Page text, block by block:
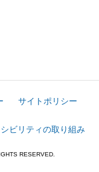
サイトポリシー
ビリティの取り組み
RESERVED.